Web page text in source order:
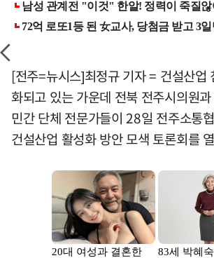
[전주=뉴시스]최정규 기자 = 건설산업
화되고 있는 가운데 전북 전주시의원
민간 단체 전문가들이 28일 전주소통
건설산업 활성화 방안 모색 토론회를